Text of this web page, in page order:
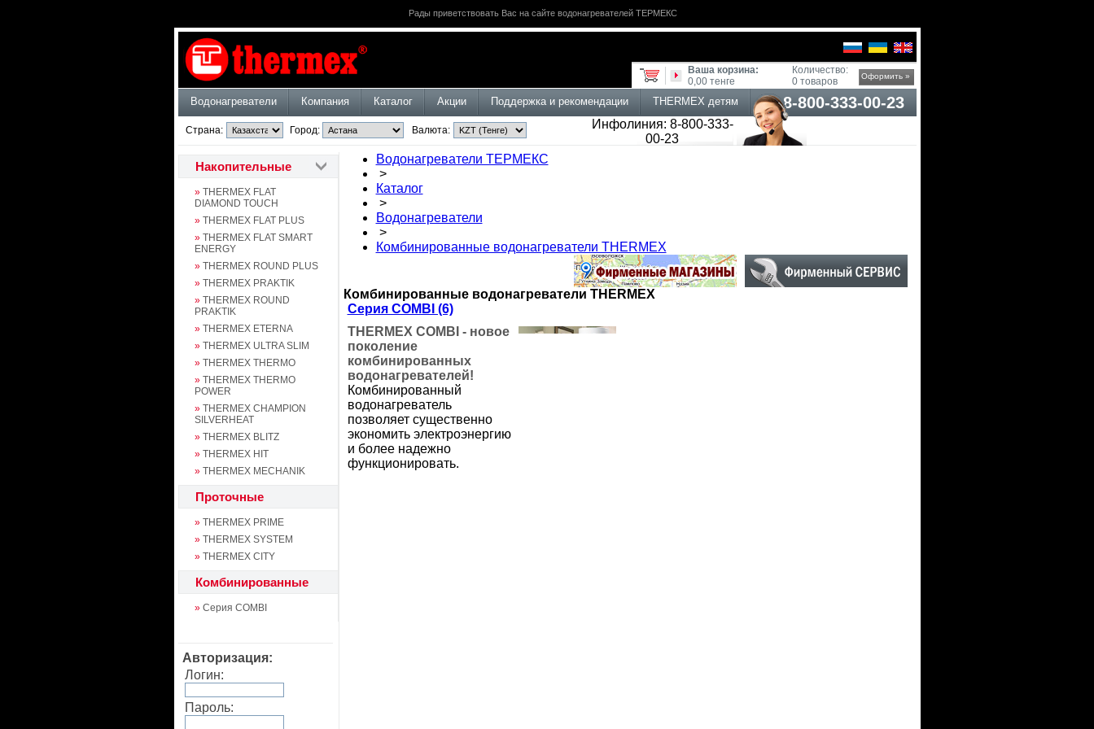
Рады приветствовать Вас на сайте водонагревателей ТЕРМЕКС
Ваша корзина:
0,00 тенге
Количество:
0 товаров
Оформить »
8-800-333-00-23
Водонагреватели Компания Каталог Акции Поддержка и рекомендации THERMEX детям
Страна: Город: Валюта:
Инфолиния: 8-800-333-
00-23
Накопительные
» THERMEX FLAT
DIAMOND TOUCH
» THERMEX FLAT PLUS
» THERMEX FLAT SMART
ENERGY
» THERMEX ROUND PLUS
» THERMEX PRAKTIK
» THERMEX ROUND
PRAKTIK
» THERMEX ETERNA
» THERMEX ULTRA SLIM
» THERMEX THERMO
» THERMEX THERMO
POWER
» THERMEX CHAMPION
SILVERHEAT
» THERMEX BLITZ
» THERMEX HIT
» THERMEX MECHANIK
Проточные
» THERMEX PRIME
» THERMEX SYSTEM
» THERMEX CITY
Комбинированные
» Серия COMBI
Авторизация:
Логин:
Пароль:
Водонагреватели ТЕРМЕКС
>
Каталог
>
Водонагреватели
>
Комбинированные водонагреватели THERMEX
Комбинированные водонагреватели THERMEX
Серия COMBI (6)
THERMEX COMBI - новое
поколение
комбинированных
водонагревателей!
Комбинированный
водонагреватель
позволяет существенно
экономить электроэнергию
и более надежно
функционировать.